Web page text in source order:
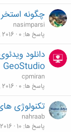
چگونه استخر
nasimparsi
پاسخ ها 0
GeoStudio
cpmiran
پاسخ ها 0
تکنولوژی
nahraab
پاسخ ها 10